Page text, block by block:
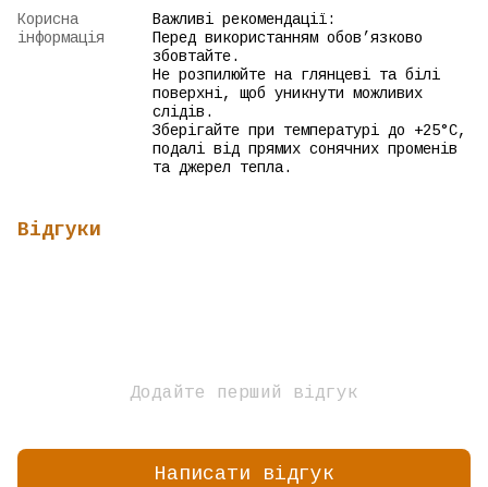
Корисна
інформація
Важливі рекомендації:
Перед використанням обов’язково
збовтайте.
Не розпилюйте на глянцеві та білі
поверхні, щоб уникнути можливих
слідів.
Зберігайте при температурі до +25°C,
подалі від прямих сонячних променів
та джерел тепла.
Відгуки
Додайте перший відгук
Написати відгук